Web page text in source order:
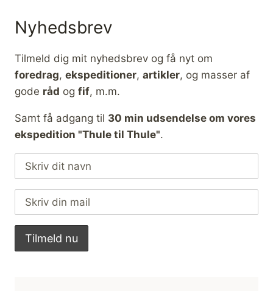
Nyhedsbrev
Tilmeld dig mit nyhedsbrev og få nyt om
foredrag, ekspeditioner, artikler, og masser af
gode råd og fif, m.m.
Samt få adgang til 30 min udsendelse om vores
ekspedition "Thule til Thule".